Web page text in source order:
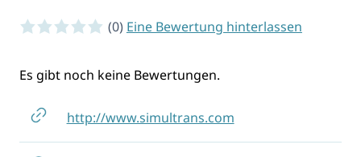
0 von 5 Sternen
(0) Eine Bewertung hinterlassen
Es gibt noch keine Bewertungen.
http://www.simultrans.com